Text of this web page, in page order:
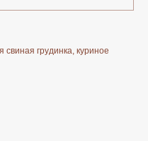
грудинка, куриное